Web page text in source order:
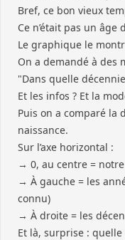
Bref, ce bon vieux
Ce n’était pas un âge
Le graphique le
On a demandé à des
"Dans quelle
Et les infos ? Et la
Puis on a comparé la
naissance.
Sur l’axe horizontal :
→ 0, au centre =
→ À gauche = les
connu)
→ À droite = les
Et là, surprise :